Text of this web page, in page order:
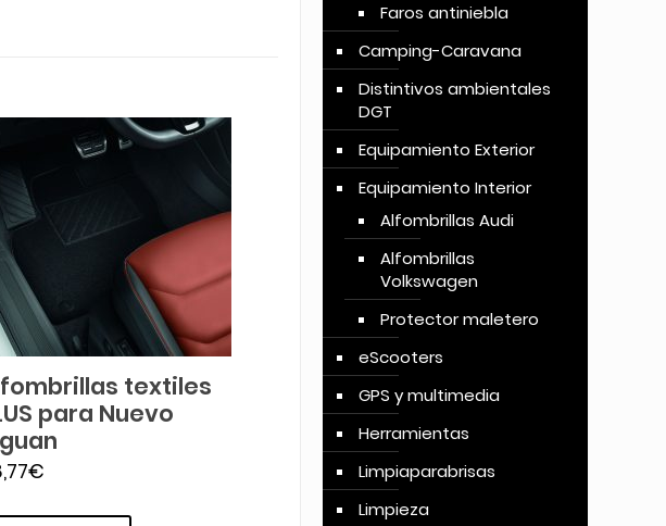
textiles
para Nuevo
€
Faros antiniebla
Camping-Caravana
Distintivos ambientales
DGT
Equipamiento Exterior
Equipamiento Interior
Alfombrillas Audi
Alfombrillas
Volkswagen
Protector maletero
eScooters
GPS y multimedia
Herramientas
Limpiaparabrisas
Limpieza